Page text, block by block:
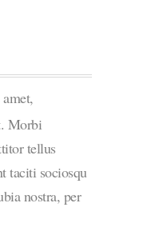
Morbi
tellus
taciti sociosqu
nostra, per